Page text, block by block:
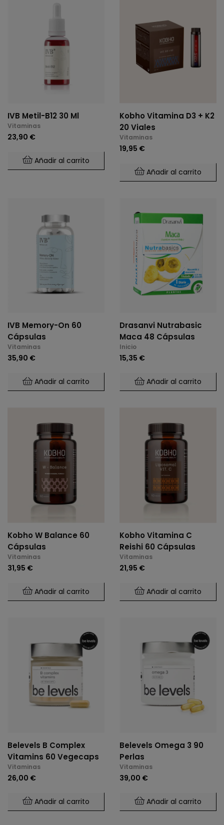
IVB Metil-B12 30 Ml
Vitaminas
23,90 €
Añadir al carrito
Kobho Vitamina D3 + K2
20 Viales
Vitaminas
19,95 €
Añadir al carrito
IVB Memory-On 60
Cápsulas
Vitaminas
35,90 €
Añadir al carrito
Drasanvi Nutrabasic
Maca 48 Cápsulas
Inicio
15,35 €
Añadir al carrito
Kobho W Balance 60
Cápsulas
Vitaminas
31,95 €
Añadir al carrito
Kobho Vitamina C
Reishi 60 Cápsulas
Vitaminas
21,95 €
Añadir al carrito
Belevels B Complex
Vitamins 60 Vegecaps
Vitaminas
26,00 €
Añadir al carrito
Belevels Omega 3 90
Perlas
Vitaminas
39,00 €
Añadir al carrito